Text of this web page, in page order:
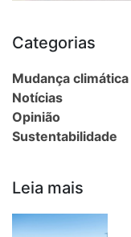
Categorias
Mudança climática
Notícias
Opinião
Sustentabilidade
Leia mais